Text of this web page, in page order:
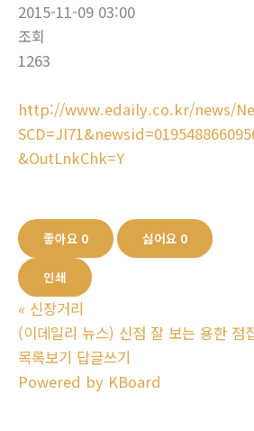
2015-11-09 03:00
조회
1263
http://www.edaily.co.kr/news/
&OutLnkChk=Y
좋아요 0 싫어요 0
인쇄
« 신장거리
(이데일리 뉴스) 신점 잘 보는 용한 점
목록보기 답글쓰기
Powered by KBoard